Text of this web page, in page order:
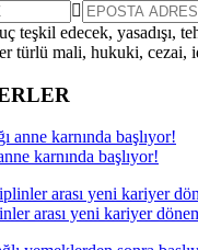
teşkil edecek, yasadışı,
türlü mali, hukuki, cezai,
karnında başlıyor!
arası yeni kariyer